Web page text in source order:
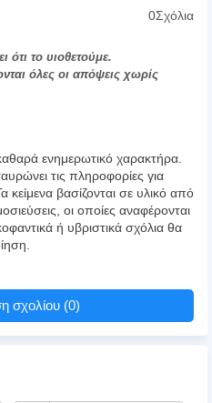
0Σχόλια
ότι το υιοθετούμε.
όλες οι απόψεις χωρίς
ενημερωτικό χαρακτήρα.
τις πληροφορίες για
βασίζονται σε υλικό από
οι οποίες αναφέρονται
ή υβριστικά σχόλια θα
σχολίου (0)